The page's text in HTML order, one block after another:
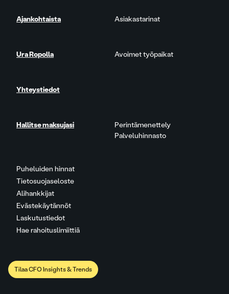
Puheluiden hinnat
Tietosuojaseloste
Alihankkijat
Evästekäytännöt
Laskutustiedot
Hae rahoituslimiittiä
Ajankohtaista Asiakastarinat
Ura Ropolla Avoimet työpaikat
Yhteystiedot
Hallitse maksujasi
Perintämenettely
Palveluhinnasto
Tilaa CFO Insights & Trends